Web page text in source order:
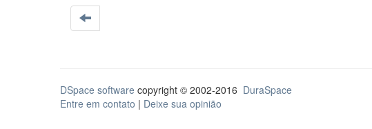
DSpace software copyright © 2002-2016 DuraSpace
Entre em contato | Deixe sua opinião